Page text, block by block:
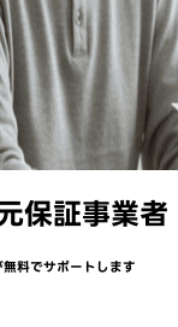
保証事業者
無料でサポートします